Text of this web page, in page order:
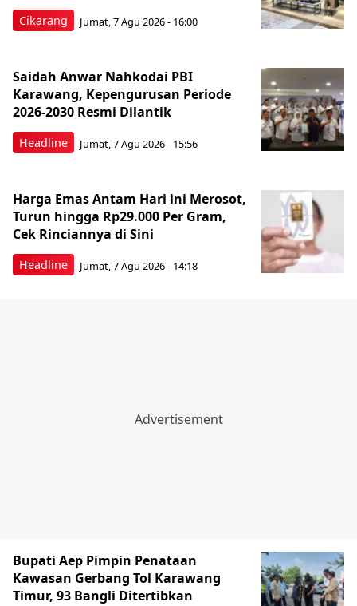
Cikarang Jumat, 7 Agu 2026 - 16:00
Headline
Saidah Anwar Nahkodai PBI
Karawang, Kepengurusan Periode
2026-2030 Resmi Dilantik
Jumat, 7 Agu 2026 - 15:56
Headline
Harga Emas Antam Hari ini Merosot,
Turun hingga Rp29.000 Per Gram,
Cek Rinciannya di Sini
Jumat, 7 Agu 2026 - 14:18
Bupati Aep Pimpin Penataan
Kawasan Gerbang Tol Karawang
Timur, 93 Bangli Ditertibkan